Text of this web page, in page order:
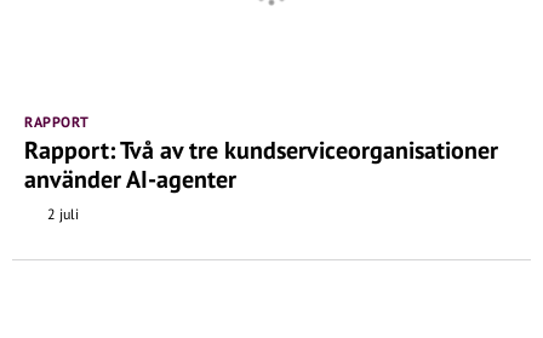
RAPPORT
Rapport: Två av tre kundserviceorganisationer
använder AI-agenter
2 juli